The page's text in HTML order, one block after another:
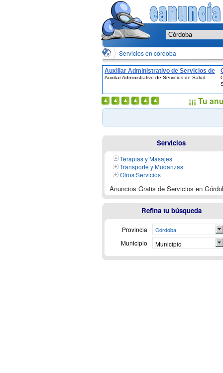
Servicios en córdoba
Auxiliar Administrativo de Servicios de
Salud
Auxiliar Administrativo de Servicios de Salud
Servicios
Terapias y Masajes
Transporte y Mudanzas
Otros Servicios
Anuncios Gratis de Servicios en
Refina tu búsqueda
Provincia Córdoba
Municipio Municipio
¡¡¡ Tu